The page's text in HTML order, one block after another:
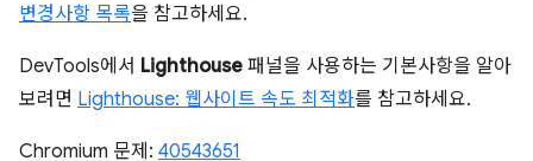
변경사항 목록을 참고하세요.
DevTools에서 Lighthouse 패널을 사용하는 기본사항을 알아
보려면 Lighthouse: 웹사이트 속도 최적화를 참고하세요.
Chromium 문제: 40543651